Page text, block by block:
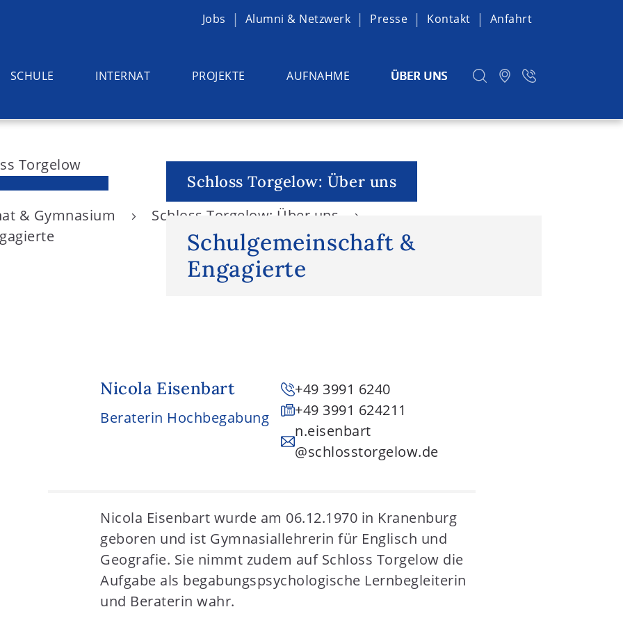
Jobs Alumni & Netzwerk Presse Kontakt Anfahrt
SCHULE INTERNAT PROJEKTE AUFNAHME ÜBER UNS
Schloss Torgelow: Über uns
Schulgemeinschaft &
Engagierte
& Gymnasium
Schloss Torgelow: Über uns
Nicola Eisenbart
Beraterin Hochbegabung
+49 3991 6240
+49 3991 624211
n.eisenbart
@schlosstorgelow.de
Nicola Eisenbart wurde am 06.12.1970 in Kranenburg
geboren und ist Gymnasiallehrerin für Englisch und
Geografie. Sie nimmt zudem auf Schloss Torgelow die
Aufgabe als begabungspsychologische Lernbegleiterin
und Beraterin wahr.